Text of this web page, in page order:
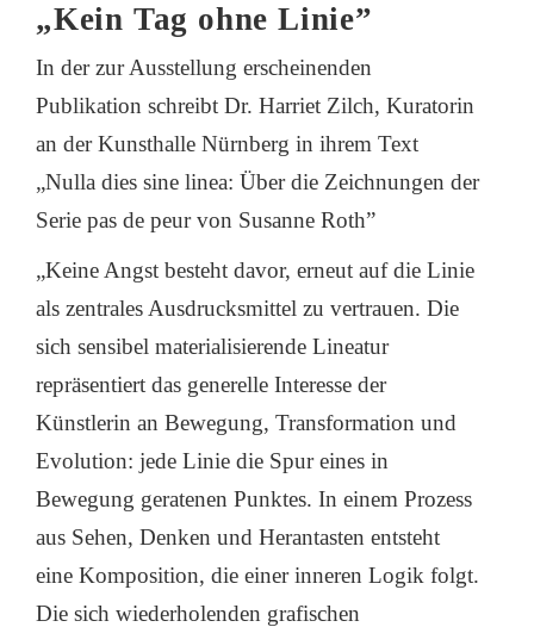
„Kein Tag ohne Linie”
In der zur Ausstellung erscheinenden
Publikation schreibt Dr. Harriet Zilch, Kuratorin
an der Kunsthalle Nürnberg in ihrem Text
„Nulla dies sine linea: Über die Zeichnungen der
Serie pas de peur von Susanne Roth”
„Keine Angst besteht davor, erneut auf die Linie
als zentrales Ausdrucksmittel zu vertrauen. Die
sich sensibel materialisierende Lineatur
repräsentiert das generelle Interesse der
Künstlerin an Bewegung, Transformation und
Evolution: jede Linie die Spur eines in
Bewegung geratenen Punktes. In einem Prozess
aus Sehen, Denken und Herantasten entsteht
eine Komposition, die einer inneren Logik folgt.
Die sich wiederholenden grafischen